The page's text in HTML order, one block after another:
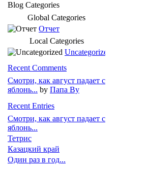
Blog Categories
Global Categories
Отчет
Local Categories
Uncategorized
Recent Comments
Смотри, как август падает с
яблонь... by Папа Ву
Recent Entries
Смотри, как август падает с
яблонь...
Тетрис
Казацкий край
Один раз в год...